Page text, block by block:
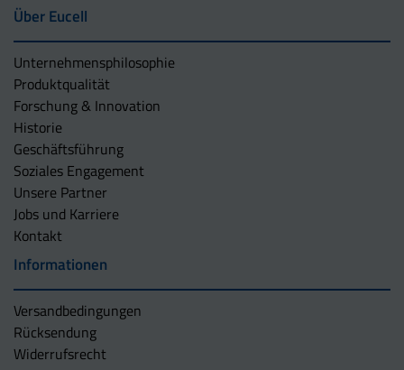
Über Eucell
Unternehmens­philosophie
Produktqualität
Forschung & Innovation
Historie
Geschäftsführung
Soziales Engagement
Unsere Partner
Jobs und Karriere
Kontakt
Informationen
Versandbedingungen
Rücksendung
Widerrufsrecht